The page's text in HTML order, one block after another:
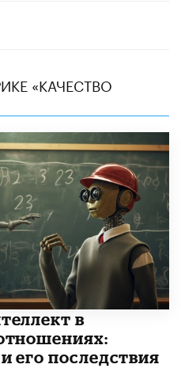
«КАЧЕСТВО
в
его последствия